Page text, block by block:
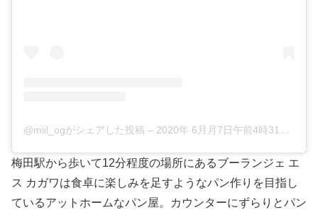
@miil_ogがシェアした投稿 – 2020年 6月月7日午前4時31分PDT
梅田駅から歩いて12分程度の場所にあるブーランジェ エ
ス カガワは食卓に楽しみを足すようなパン作りを目指し
ているアットホームなパン屋。カウンターにずらりとパン